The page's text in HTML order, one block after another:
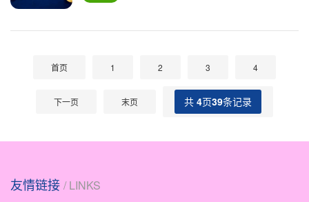
首页 1 2 3 4
下一页 末页 共 4页39条记录
友情链接 / LINKS